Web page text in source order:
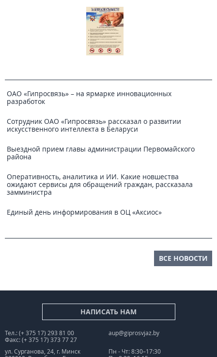
ОАО «Гипросвязь» – на ярмарке инновационных
разработок
Сотрудник ОАО «Гипросвязь» рассказал о развитии
искусственного интеллекта в Беларуси
Выездной прием главы администрации Первомайского
района
Оперативность, аналитика и ИИ. Какие новшества
ожидают сервисы для обращений граждан, рассказала
замминистра
Единый день информирования в ОЦ «Аксиос»
ВСЕ НОВОСТИ
НАПИСАТЬ НАМ
Тел.: (+ 375 17) 293 81 00
Факс: (+ 375 17) 373 77 27
aup@giprosvjaz.by
ул. Сурганова, 24, г. Минск
Пн - Чт: 8:30–17:30